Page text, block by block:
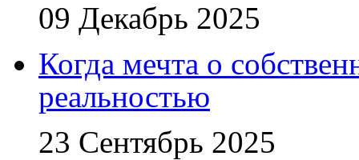
09 Декабрь 2025
Когда мечта о
реальностью
23 Сентябрь 2025